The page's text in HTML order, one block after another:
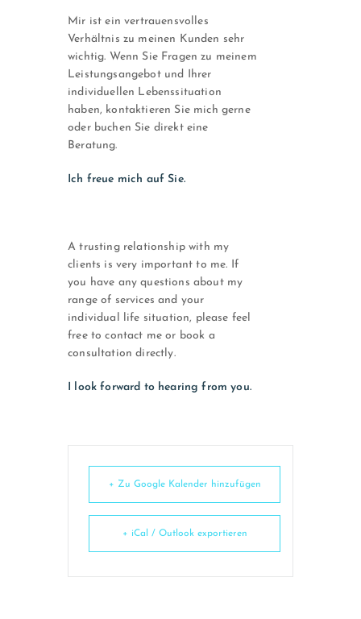
Mir ist ein vertrauensvolles
Verhältnis zu meinen Kunden sehr
wichtig. Wenn Sie Fragen zu meinem
Leistungsangebot und Ihrer
individuellen Lebenssituation
haben, kontaktieren Sie mich gerne
oder buchen Sie direkt eine
Beratung.
Ich freue mich auf Sie.
A trusting relationship with my
clients is very important to me. If
you have any questions about my
range of services and your
individual life situation, please feel
free to contact me or book a
consultation directly.
I look forward to hearing from you.
+ Zu Google Kalender hinzufügen
+ iCal / Outlook exportieren